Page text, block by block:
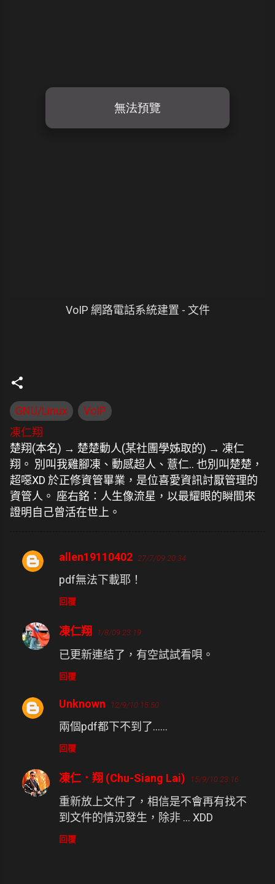
VoIP 網路電話系統建置 - 文件
GNU/Linux
VoIP
凍仁翔
楚翔(本名) → 楚楚動人(某社團學姊取的) → 凍仁
翔。 別叫我雞腳凍、動感超人、薏仁.. 也別叫楚楚，
超噁XD 於正修資管畢業，是位喜愛資訊討厭管理的
資管人。 座右銘：人生像流星，以最耀眼的瞬間來
證明自己曾活在世上。
留
allen19110402 27/7/09 20:34
pdf無法下載耶！
回覆
凍仁翔 1/8/09 23:19
已更新連結了，有空試試看唄。
回覆
Unknown 12/9/10 15:50
兩個pdf都下不到了……
回覆
凍仁．翔 (Chu-Siang Lai) 15/9/10 23:16
重新放上文件了，相信是不會再有找不
到文件的情況發生，除非 ... XDD
回覆